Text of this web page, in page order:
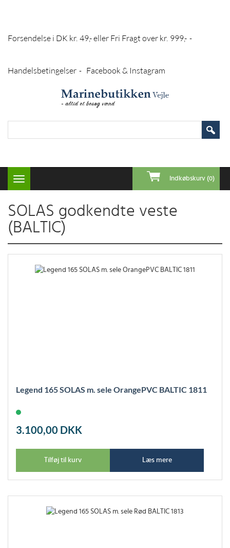
Forsendelse i DK kr. 49,- eller Fri Fragt over kr. 999,- -
Handelsbetingelser - Facebook & Instagram
Toggle
navigation
Indkøbskurv (0)
SOLAS godkendte veste
(BALTIC)
Legend 165 SOLAS m. sele OrangePVC BALTIC 1811
3.100,00 DKK
Tilføj til kurv Læs mere